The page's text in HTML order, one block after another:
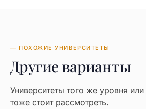
— ПОХОЖИЕ УНИВЕРСИТЕТЫ
Другие варианты
Университеты того же уровня
тоже стоит рассмотреть.